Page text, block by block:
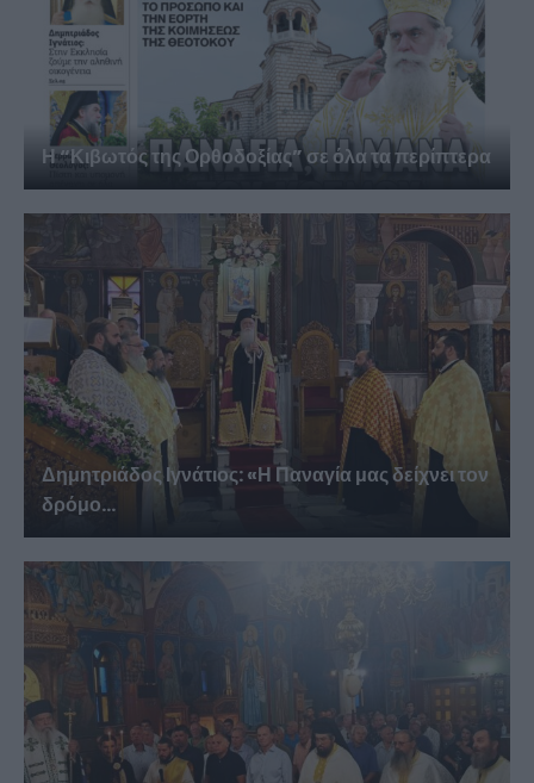
Η “Κιβωτός της Ορθοδοξίας” σε όλα τα περίπτερα
Δημητριάδος Ιγνάτιος: «Η Παναγία μας δείχνει τον
δρόμο...